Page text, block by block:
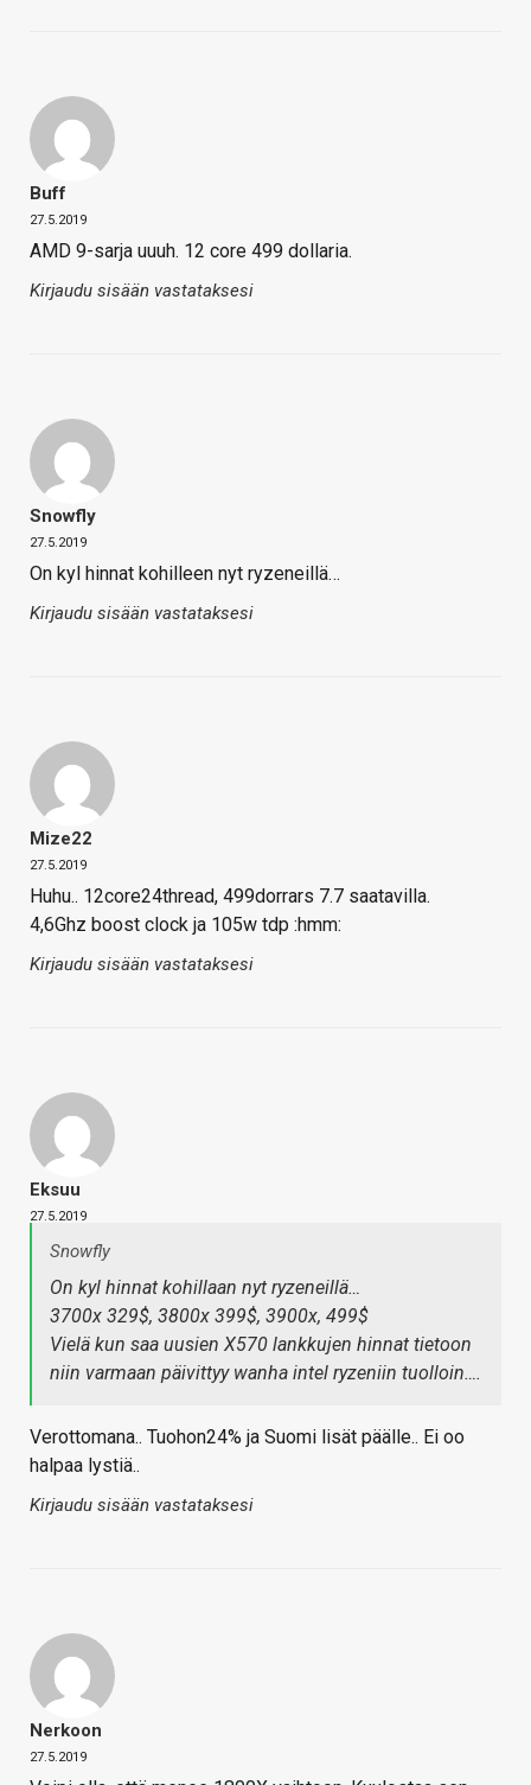
Buff
27.5.2019
AMD 9-sarja uuuh. 12 core 499 dollaria.
Kirjaudu sisään vastataksesi
Snowfly
27.5.2019
On kyl hinnat kohilleen nyt ryzeneillä…
Kirjaudu sisään vastataksesi
Mize22
27.5.2019
Huhu.. 12core24thread, 499dorrars 7.7 saatavilla.
4,6Ghz boost clock ja 105w tdp :hmm:
Kirjaudu sisään vastataksesi
Eksuu
27.5.2019
Snowfly
On kyl hinnat kohillaan nyt ryzeneillä…
3700x 329$, 3800x 399$, 3900x, 499$
Vielä kun saa uusien X570 lankkujen hinnat tietoon
niin varmaan päivittyy wanha intel ryzeniin tuolloin….
Verottomana.. Tuohon24% ja Suomi lisät päälle.. Ei oo
halpaa lystiä..
Kirjaudu sisään vastataksesi
Nerkoon
27.5.2019